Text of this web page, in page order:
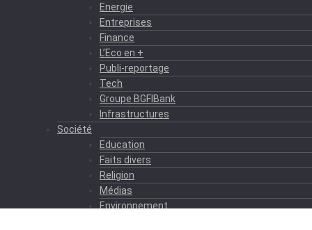
Energie
Entreprises
Finance
L’Eco en +
Publi-reportage
Tech
Groupe BGFIBank
Infrastructures
Société
Education
Faits divers
Religion
Médias
Environnement